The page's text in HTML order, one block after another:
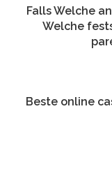
Falls Welche
Welche
Beste online